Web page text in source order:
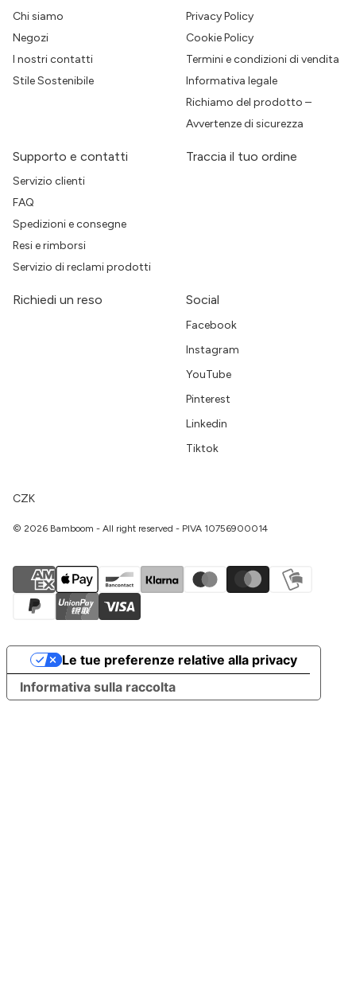
Chi siamo
Negozi
I nostri contatti
Stile Sostenibile
Privacy Policy
Cookie Policy
Termini e condizioni di vendita
Informativa legale
Richiamo del prodotto –
Avvertenze di sicurezza
Supporto e contatti
Servizio clienti
FAQ
Spedizioni e consegne
Resi e rimborsi
Servizio di reclami prodotti
Traccia il tuo ordine
Richiedi un reso Social
Facebook
Instagram
YouTube
Pinterest
Linkedin
Tiktok
CZK
© 2026 Bamboom - All right reserved - PIVA 10756900014
Informativa sulla raccolta
Le tue preferenze relative alla privacy